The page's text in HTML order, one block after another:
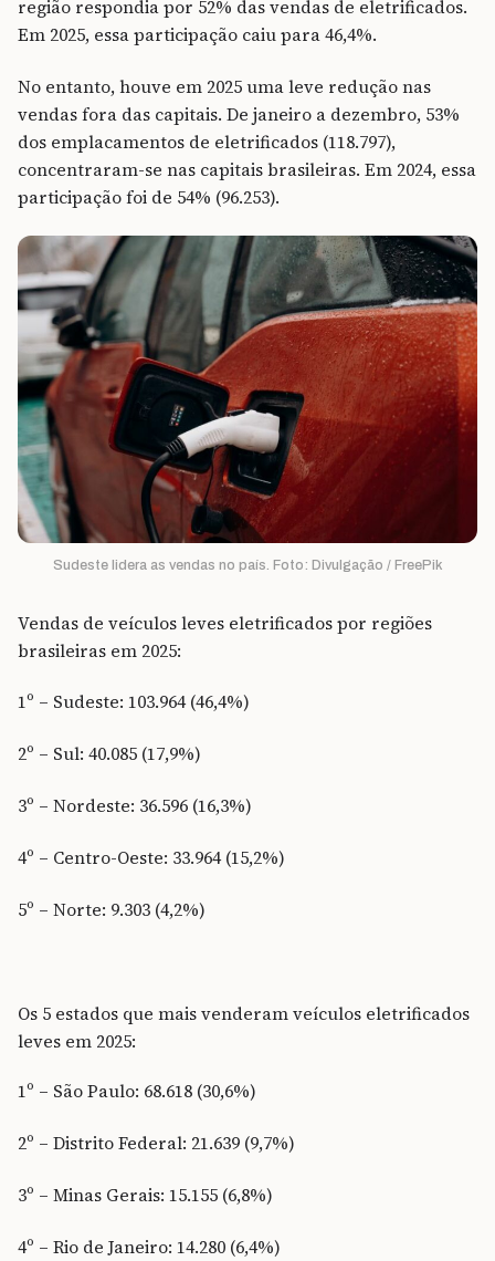
região respondia por 52% das vendas de eletrificados.
Em 2025, essa participação caiu para 46,4%.
No entanto, houve em 2025 uma leve redução nas
vendas fora das capitais. De janeiro a dezembro, 53%
dos emplacamentos de eletrificados (118.797),
concentraram-se nas capitais brasileiras. Em 2024, essa
participação foi de 54% (96.253).
Sudeste lidera as vendas no país. Foto: Divulgação / FreePik
Vendas de veículos leves eletrificados por regiões
brasileiras em 2025:
1º – Sudeste: 103.964 (46,4%)
2º – Sul: 40.085 (17,9%)
3º – Nordeste: 36.596 (16,3%)
4º – Centro-Oeste: 33.964 (15,2%)
5º – Norte: 9.303 (4,2%)
Os 5 estados que mais venderam veículos eletrificados
leves em 2025:
1º – São Paulo: 68.618 (30,6%)
2º – Distrito Federal: 21.639 (9,7%)
3º – Minas Gerais: 15.155 (6,8%)
4º – Rio de Janeiro: 14.280 (6,4%)